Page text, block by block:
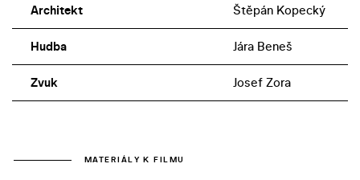
Architekt Štěpán Kopecký
Hudba Jára Beneš
Zvuk Josef Zora
MATERIÁLY K FILMU